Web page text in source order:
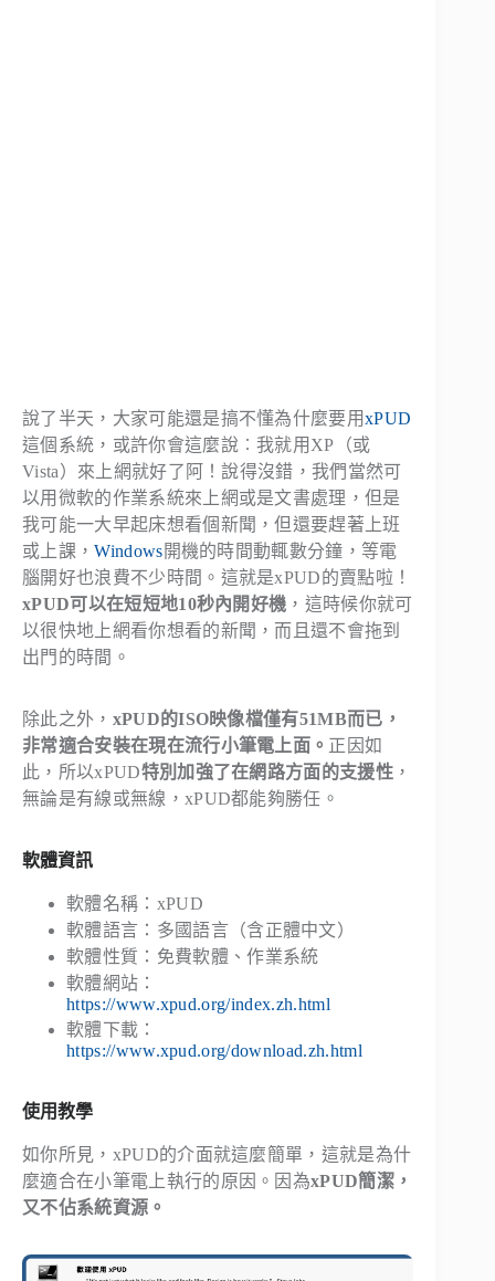
說了半天，大家可能還是搞不懂為什麼要用xPUD
這個系統，或許你會這麼說︰我就用XP（或
Vista）來上網就好了阿！說得沒錯，我們當然可
以用微軟的作業系統來上網或是文書處理，但是
我可能一大早起床想看個新聞，但還要趕著上班
或上課，Windows開機的時間動輒數分鐘，等電
腦開好也浪費不少時間。這就是xPUD的賣點啦！
xPUD可以在短短地10秒內開好機 ，這時候你就可
以很快地上網看你想看的新聞，而且還不會拖到
出門的時間。
除此之外， xPUD的ISO映像檔僅有51MB而已，
非常適合安裝在現在流行小筆電上面。 正因如
此，所以xPUD特別加強了在網路方面的支援性 ，
無論是有線或無線，xPUD都能夠勝任。
軟體資訊
軟體名稱：xPUD
軟體語言：多國語言（含正體中文）
軟體性質：免費軟體、作業系統
軟體網站：
https://www.xpud.org/index.zh.html
軟體下載：
https://www.xpud.org/download.zh.html
使用教學
如你所見，xPUD的介面就這麼簡單，這就是為什
麼適合在小筆電上執行的原因。因為xPUD簡潔，
又不佔系統資源。